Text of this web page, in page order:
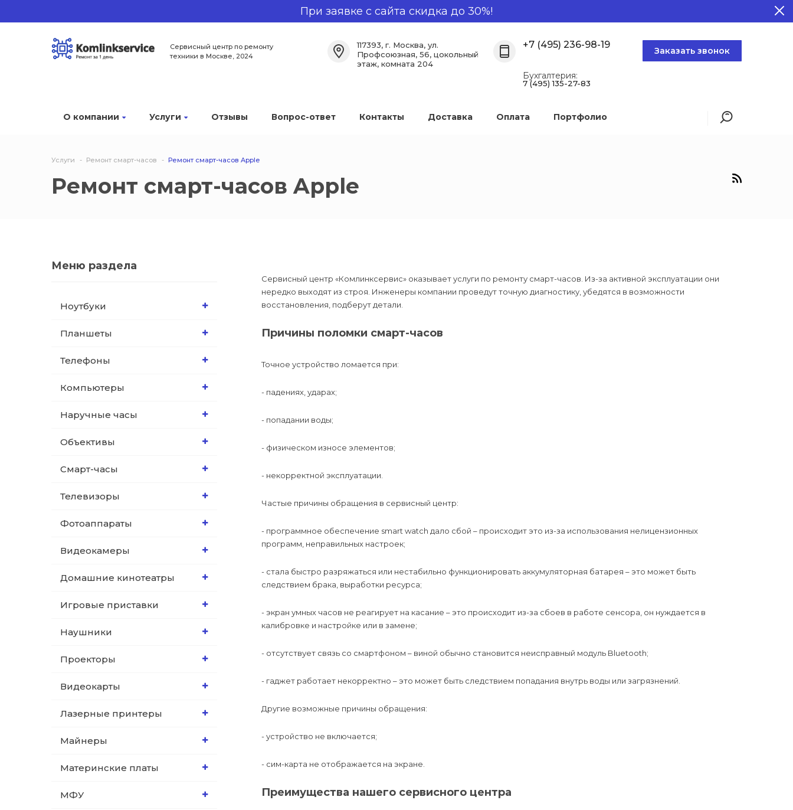
При заявке с сайта скидка до 30%!
О компании Услуги Отзывы Вопрос-ответ Контакты Доставка Оплата Портфолио
Сервисный центр по ремонту
техники в Москве, 2024
117393, г. Москва, ул.
Профсоюзная, 56, цокольный
этаж, комната 204
+7 (495) 236-98-19
Бухгалтерия:
7 (495) 135-27-83
Заказать звонок
Услуги Ремонт смарт-часов Ремонт смарт-часов Apple
Ремонт смарт-часов Apple
Меню раздела
Ноутбуки
Планшеты
Телефоны
Компьютеры
Наручные часы
Объективы
Смарт-часы
Телевизоры
Фотоаппараты
Видеокамеры
Домашние кинотеатры
Игровые приставки
Наушники
Проекторы
Видеокарты
Лазерные принтеры
Майнеры
Материнские платы
МФУ
Сервисный центр «Комлинксервис» оказывает услуги по ремонту смарт-часов. Из-за активной эксплуатации они
нередко выходят из строя. Инженеры компании проведут точную диагностику, убедятся в возможности
восстановления, подберут детали.
Причины поломки смарт-часов
Точное устройство ломается при:
- падениях, ударах;
- попадании воды;
- физическом износе элементов;
- некорректной эксплуатации.
Частые причины обращения в сервисный центр:
- программное обеспечение smart watch дало сбой – происходит это из-за использования нелицензионных
программ, неправильных настроек;
- стала быстро разряжаться или нестабильно функционировать аккумуляторная батарея – это может быть
следствием брака, выработки ресурса;
- экран умных часов не реагирует на касание – это происходит из-за сбоев в работе сенсора, он нуждается в
калибровке и настройке или в замене;
- отсутствует связь со смартфоном – виной обычно становится неисправный модуль Bluetooth;
- гаджет работает некорректно – это может быть следствием попадания внутрь воды или загрязнений.
Другие возможные причины обращения:
- устройство не включается;
- сим-карта не отображается на экране.
Преимущества нашего сервисного центра